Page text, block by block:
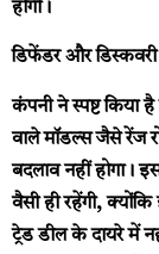
होगी।
डिफेंडर और
कंपनी ने स्पष्ट
वाले मॉडल्स जैसे रेंज
बदलाव नहीं होगा।
वैसी ही रहेंगी,
ट्रेड डील के दायरे में